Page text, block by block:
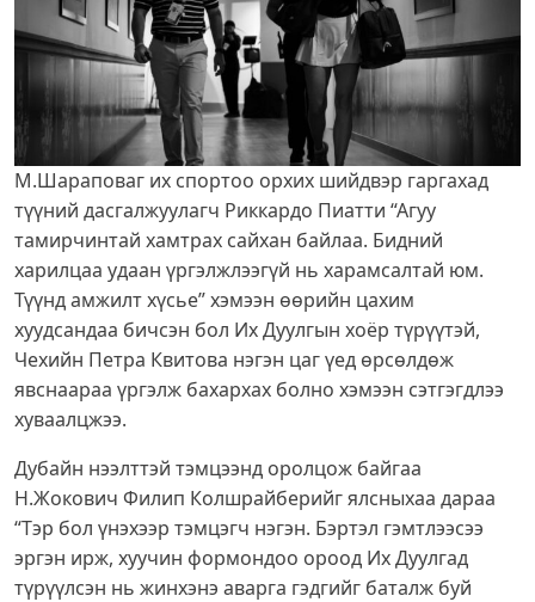
М.Шараповаг их спортоо орхих шийдвэр гаргахад
түүний дасгалжуулагч Риккардо Пиатти “Агуу
тамирчинтай хамтрах сайхан байлаа. Бидний
харилцаа удаан үргэлжлээгүй нь харамсалтай юм.
Түүнд амжилт хүсье” хэмээн өөрийн цахим
хуудсандаа бичсэн бол Их Дуулгын хоёр түрүүтэй,
Чехийн Петра Квитова нэгэн цаг үед өрсөлдөж
явснаараа үргэлж бахархах болно хэмээн сэтгэгдлээ
хуваалцжээ.
Дубайн нээлттэй тэмцээнд оролцож байгаа
Н.Жокович Филип Колшрайберийг ялсныхаа дараа
“Тэр бол үнэхээр тэмцэгч нэгэн. Бэртэл гэмтлээсээ
эргэн ирж, хуучин формондоо ороод Их Дуулгад
түрүүлсэн нь жинхэнэ аварга гэдгийг баталж буй